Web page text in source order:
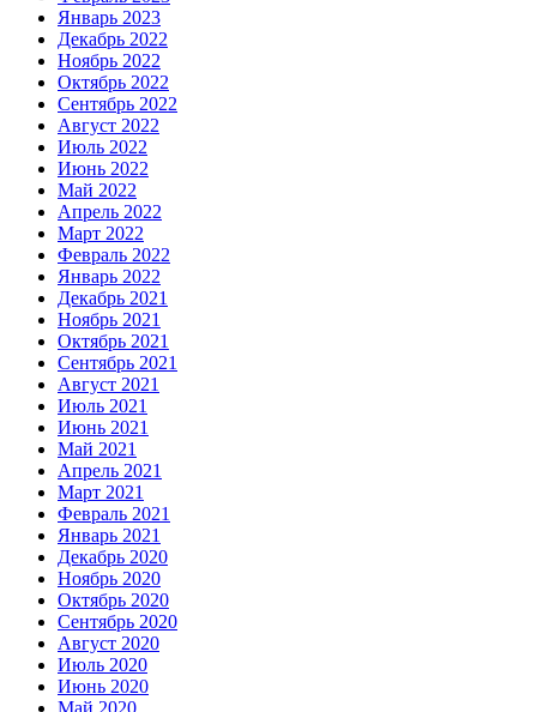
Январь 2023
Декабрь 2022
Ноябрь 2022
Октябрь 2022
Сентябрь 2022
Август 2022
Июль 2022
Июнь 2022
Май 2022
Апрель 2022
Март 2022
Февраль 2022
Январь 2022
Декабрь 2021
Ноябрь 2021
Октябрь 2021
Сентябрь 2021
Август 2021
Июль 2021
Июнь 2021
Май 2021
Апрель 2021
Март 2021
Февраль 2021
Январь 2021
Декабрь 2020
Ноябрь 2020
Октябрь 2020
Сентябрь 2020
Август 2020
Июль 2020
Июнь 2020
Май 2020